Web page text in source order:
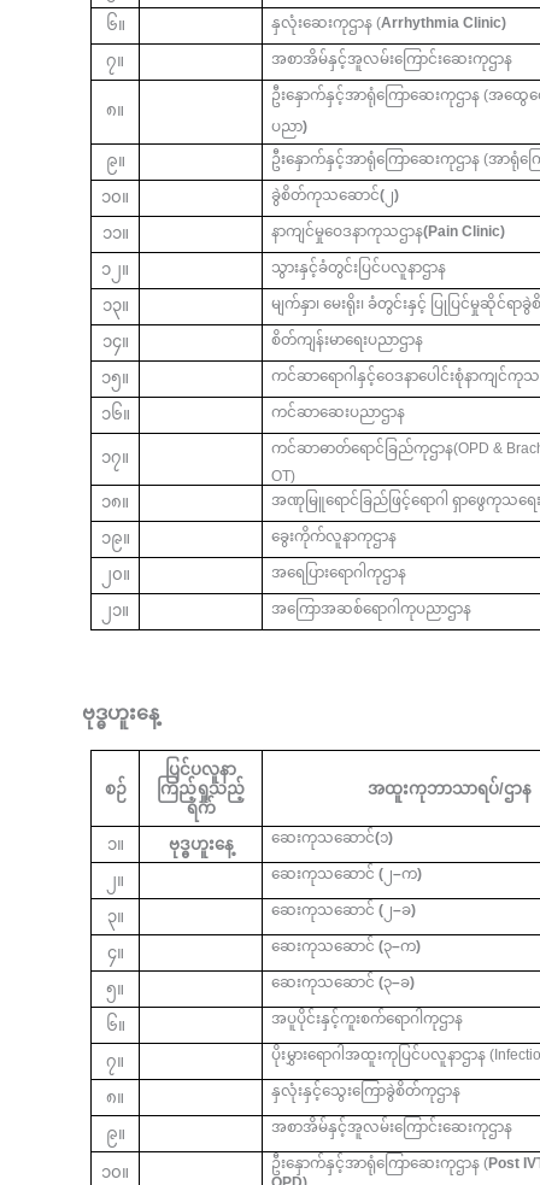
၆။ နှလုံးဆေးကုဌာန (Arrhythmia Clinic)
၇။ အစာအိမ်နှင့်အူလမ်းကြောင်းဆေးကုဌာန
၈။
ဦးနှောက်နှင့်အာရုံကြောဆေးကုဌာန (အထွေ
ပညာ)
၉။ ဦးနှောက်နှင့်အာရုံကြောဆေးကုဌာန (အာရုံကြ
၁၀။ ခွဲစိတ်ကုသဆောင်( ၂)
၁၁။ နာကျင်မှုဝေဒနာကုသဌာန(Pain Clinic)
၁၂။ သွားနှင့်ခံတွင်းပြင်ပလူနာဌာန
၁၃။ မျက်နှာ၊ မေးရိုး၊ ခံတွင်းနှင့် ပြုပြင်မှုဆိုင်ရာ
၁၄။ စိတ်ကျန်းမာရေးပညာဌာန
၁၅။ ကင်ဆာရောဂါနှင့်ဝေဒနာပေါင်းစုံနာကျင်ကု
၁၆။ ကင်ဆာဆေးပညာဌာန
၁၇။
ကင်ဆာဓာတ်ရောင်ခြည်ကုဌာန(OPD &
OT)
၁၈။ အဏုမြူရောင်ခြည်ဖြင့်ရောဂါ ရှာဖွေကုသရေ
၁၉။ ခွေးကိုက်လူနာကုဌာန
၂၀။ အရေပြားရောဂါကုဌာန
၂၁။ အကြောအဆစ်ရောဂါကုပညာဌာန
ဗုဒ္ဓဟူးနေ့
စဉ်
ပြင်ပလူနာ
ကြည့်ရှုသည့်
ရက်
အထူးကုဘာသာရပ်/ဌာန
၁။ ဗုဒ္ဓဟူးနေ့ ဆေးကုသဆောင်(၁)
၂။ ဆေးကုသဆောင် ( ၂–က)
၃။ ဆေးကုသဆောင် ( ၂–ခ)
၄။ ဆေးကုသဆောင် (၃–က)
၅။ ဆေးကုသဆောင် (၃–ခ)
၆။ အပူပိုင်းနှင့်ကူးစက်ရောဂါကုဌာန
၇။ ပိုးမွှားရောဂါအထူးကုပြင်ပလူနာဌာန
၈။ နှလုံးနှင့်သွေးကြောခွဲစိတ်ကုဌာန
၉။ အစာအိမ်နှင့်အူလမ်းကြောင်းဆေးကုဌာန
၁၀။ ဦးနှောက်နှင့်အာရုံကြောဆေးကုဌာန (Post